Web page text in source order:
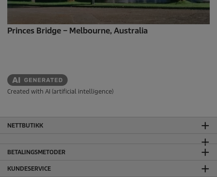
Princes Bridge – Melbourne, Australia
Created with AI (artificial intelligence)
NETTBUTIKK
BETALINGSMETODER
KUNDESERVICE